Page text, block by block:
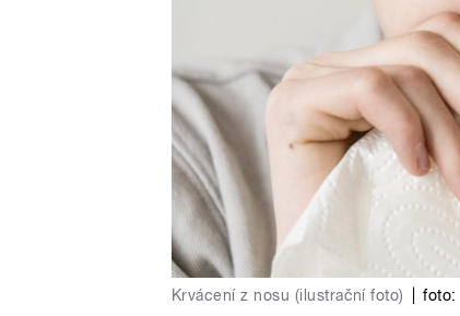
Krvácení z nosu (ilustrační foto) foto: